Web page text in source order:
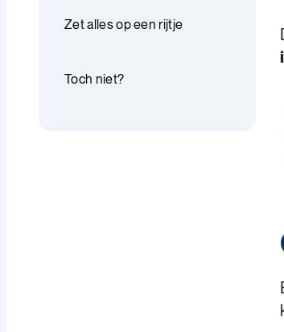
Zet alles op een rijtje
Toch niet?